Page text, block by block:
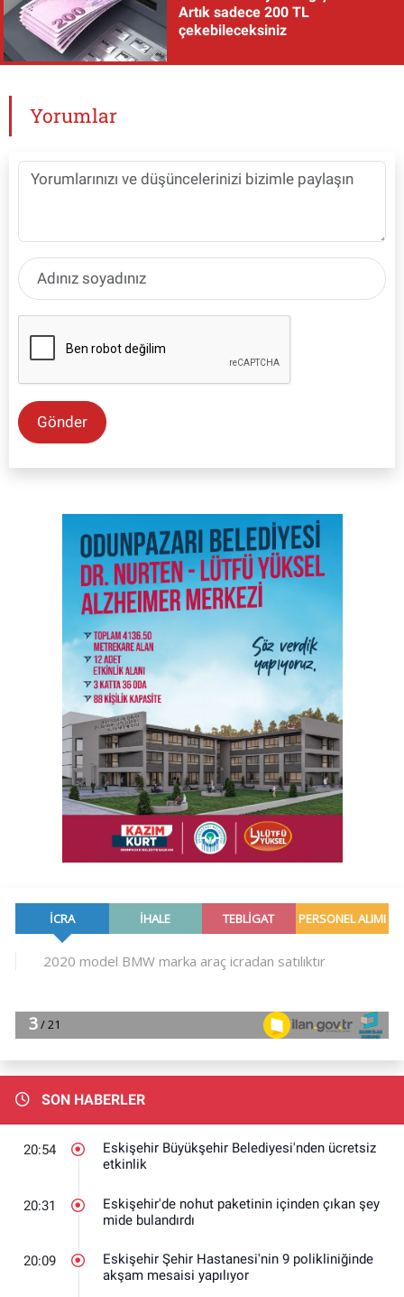
Artık sadece 200 TL
çekebileceksiniz
Yorumlar
Gönder
SON HABERLER
20:54
Eskişehir Büyükşehir Belediyesi'nden ücretsiz
etkinlik
20:31
Eskişehir'de nohut paketinin içinden çıkan şey
mide bulandırdı
20:09
Eskişehir Şehir Hastanesi'nin 9 polikliniğinde
akşam mesaisi yapılıyor